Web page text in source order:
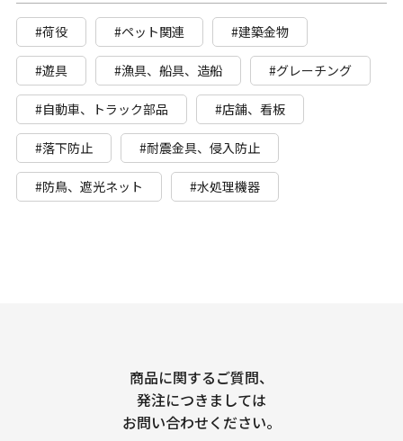
#荷役 #ペット関連 #建築金物
#遊具 #漁具、船具、造船 #グレーチング
#自動車、トラック部品 #店舗、看板
#落下防止 #耐震金具、侵入防止
#防鳥、遮光ネット #水処理機器
商品に関するご質問、
発注につきましては
お問い合わせください。